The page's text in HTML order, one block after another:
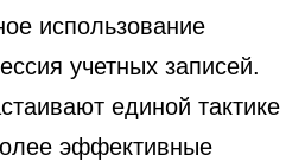
использование
учетных записей.
единой тактике
эффективные